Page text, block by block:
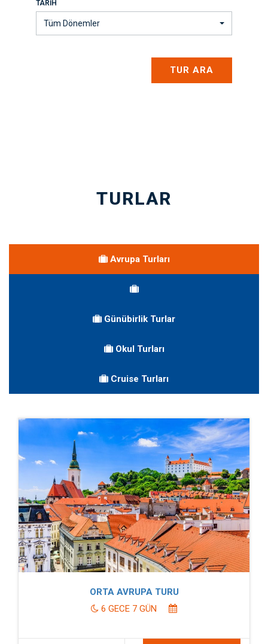
TARIH
Tüm Dönemler
TUR ARA
TURLAR
Avrupa Turları
Günübirlik Turlar
Okul Turları
Cruise Turları
ORTA AVRUPA TURU
6 GECE 7 GÜN